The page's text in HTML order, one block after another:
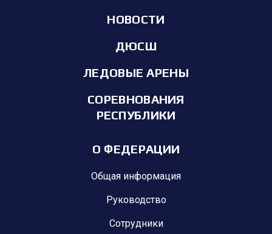
НОВОСТИ
ДЮСШ
ЛЕДОВЫЕ АРЕНЫ
СОРЕВНОВАНИЯ
РЕСПУБЛИКИ
О ФЕДЕРАЦИИ
Общая информация
Руководство
Сотрудники